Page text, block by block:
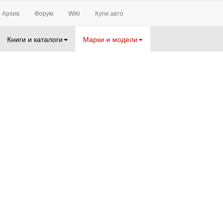
Архив Форум Wiki Купи авто
Книги и каталоги Марки и модели